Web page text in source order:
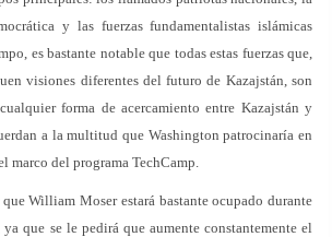
y las fuerzas fundamentalistas islámicas
es bastante notable que todas estas fuerzas que,
visiones diferentes del futuro de Kazajstán, son
forma de acercamiento entre Kazajstán y
a la multitud que Washington patrocinaría en
marco del programa TechCamp.
William Moser estará bastante ocupado durante
que se le pedirá que aumente constantemente el